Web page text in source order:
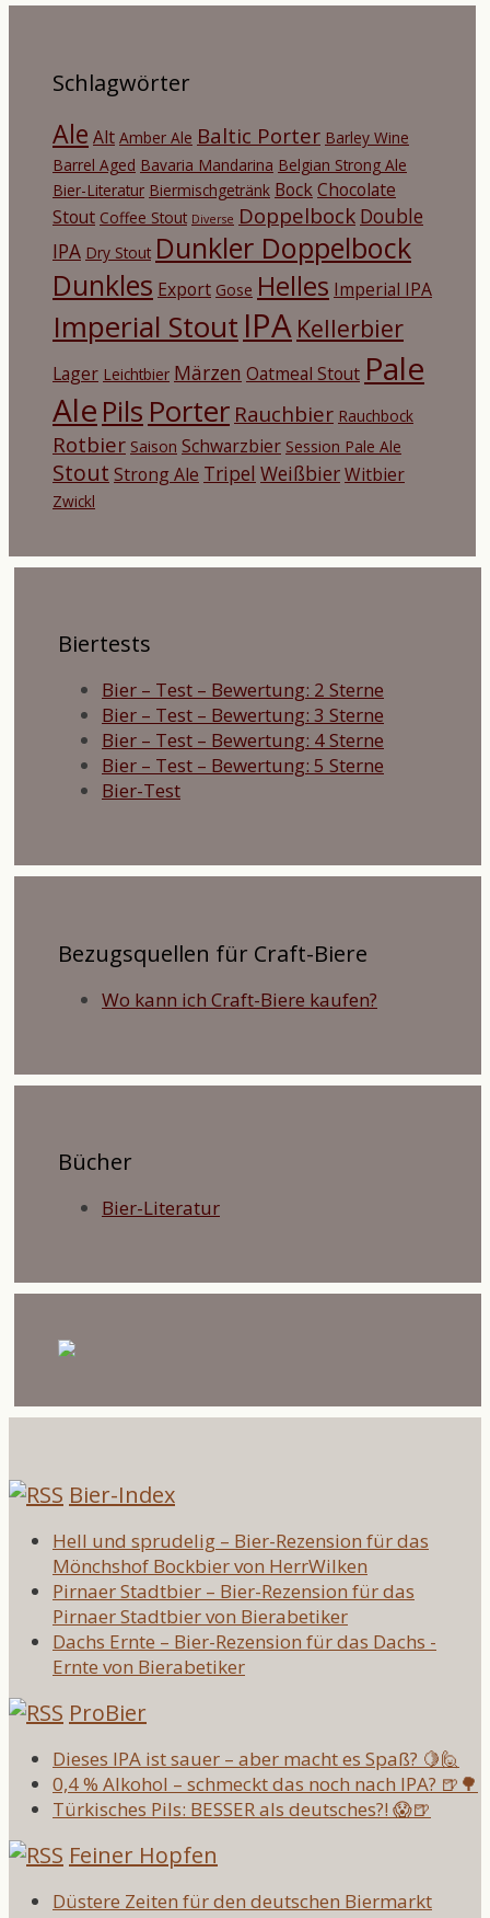
Schlagwörter
Ale Alt Amber Ale Baltic Porter Barley Wine
Barrel Aged Bavaria Mandarina Belgian Strong Ale
Bier-Literatur Biermischgetränk BockChocolate
Stout Coffee Stout Diverse Doppelbock Double
IPA Dry Stout Dunkler Doppelbock
Dunkles Export Gose Helles Imperial IPA
Imperial Stout IPA Kellerbier
Lager Leichtbier Märzen Oatmeal Stout Pale
Ale Pils Porter Rauchbier Rauchbock
Rotbier Saison Schwarzbier Session Pale Ale
Stout Strong Ale Tripel WeißbierWitbier
Zwickl
Biertests
Bier – Test – Bewertung: 2 Sterne
Bier – Test – Bewertung: 3 Sterne
Bier – Test – Bewertung: 4 Sterne
Bier – Test – Bewertung: 5 Sterne
Bier-Test
Bezugsquellen für Craft-Biere
Wo kann ich Craft-Biere kaufen?
Bücher
Bier-Literatur
Bier-Index
Hell und sprudelig – Bier-Rezension für das
Mönchshof Bockbier von HerrWilken
Pirnaer Stadtbier – Bier-Rezension für das
Pirnaer Stadtbier von Bierabetiker
Dachs Ernte – Bier-Rezension für das Dachs -
Ernte von Bierabetiker
ProBier
Dieses IPA ist sauer – aber macht es Spaß? 🍋🙋
0,4 % Alkohol – schmeckt das noch nach IPA? 🍺🌳
Türkisches Pils: BESSER als deutsches?! 😱🍺
Feiner Hopfen
Düstere Zeiten für den deutschen Biermarkt